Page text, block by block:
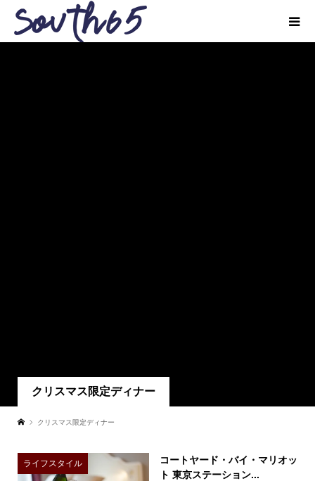
クリスマス限定ディナー
クリスマス限定ディナー
ライフスタイル
コートヤード・バイ・マリオッ
ト 東京ステーション...